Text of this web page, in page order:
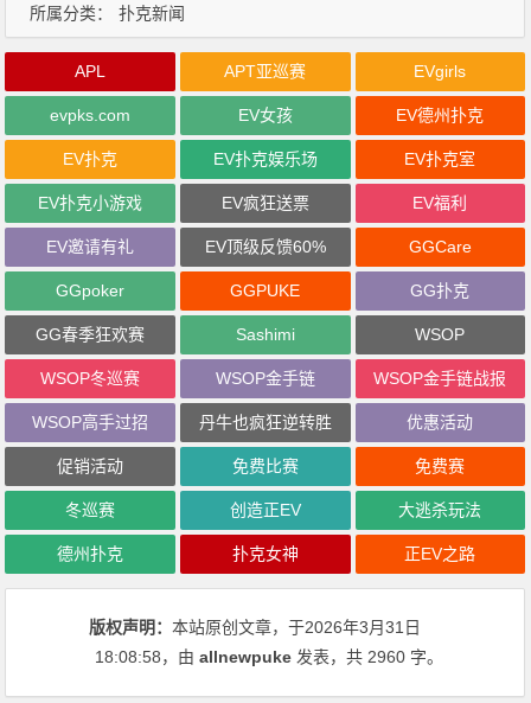
所属分类： 扑克新闻
APL APT亚巡赛 EVgirls
evpks.com EV女孩 EV德州扑克
EV扑克 EV扑克娱乐场 EV扑克室
EV扑克小游戏 EV疯狂送票 EV福利
EV邀请有礼 EV顶级反馈60% GGCare
GGpoker GGPUKE GG扑克
GG春季狂欢赛 Sashimi WSOP
WSOP冬巡赛 WSOP金手链 WSOP金手链战报
WSOP高手过招 丹牛也疯狂逆转胜 优惠活动
促销活动 免费比赛 免费赛
冬巡赛 创造正EV 大逃杀玩法
德州扑克 扑克女神 正EV之路
版权声明：本站原创文章，于2026年3月31日
18:08:58，由allnewpuke 发表，共 2960 字。